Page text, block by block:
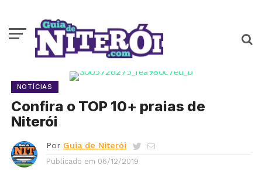
NOTÍCIAS
Confira o TOP 10+ praias de
Niterói
Por Guia de Niterói
Publicado em 06/12/2019